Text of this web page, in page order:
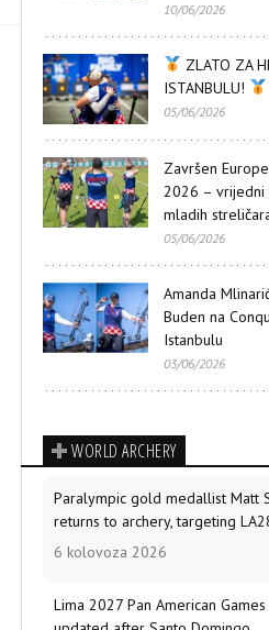
10/06/2026
ZLATO ZA
ISTANBULU!
05/06/2026
Završen
2026 – vrijedni
mladih
05/06/2026
Amanda
Buden na
Istanbulu
03/06/2026
WORLD ARCHERY
Paralympic gold medallist Matt
returns to archery, targeting
6 kolovoza 2026
Lima 2027 Pan American